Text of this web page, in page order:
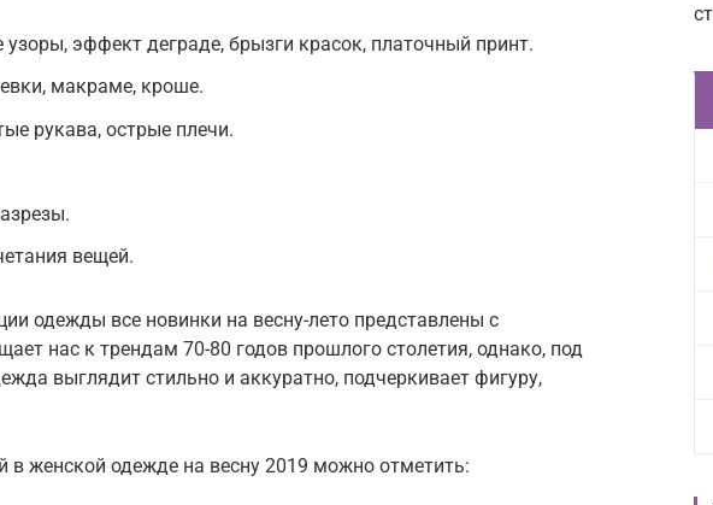
узоры, эффект деграде, брызги красок, платочный принт.
макраме, кроше.
рукава, острые плечи.
вещей.
одежды все новинки на весну-лето представлены с
нас к трендам 70-80 годов прошлого столетия, однако, под
выглядит стильно и аккуратно, подчеркивает фигуру,
в женской одежде на весну 2019 можно отметить: